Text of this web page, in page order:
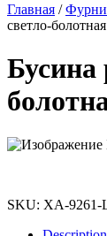
Главная /
светло-болотная
Бусина
SKU: XA-9261-